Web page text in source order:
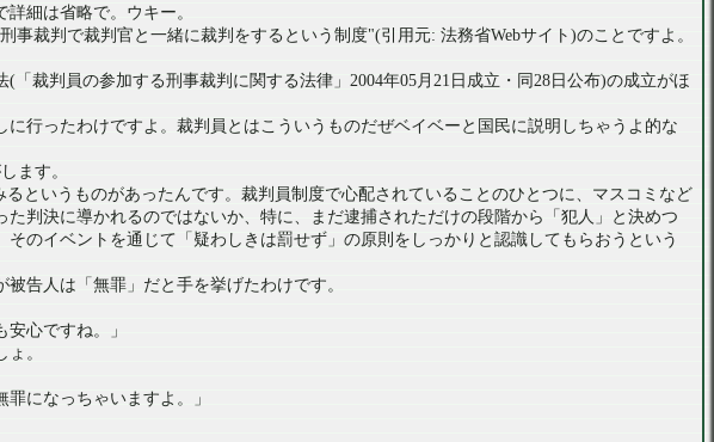
細は省略で。ウキー。
事裁判で裁判官と一緒に裁判をするという制度 (引用元: 法務省Webサイト)のことですよ。
裁判員の参加する刑事裁判に関する法律」2004年05月21日成立・同28日公布)の成立がほ
行ったわけですよ。裁判員とはこういうものだぜベイベーと国民に説明しちゃうよ的な
ます。
というものがあったんです。裁判員制度で心配されていることのひとつに、マスコミなど
判決に導かれるのではないか、特に、まだ逮捕されただけの段階から「犯人」と決めつ
のイベントを通じて「疑わしきは罰せず」の原則をしっかりと認識してもらおうという
告人は「無罪」だと手を挙げたわけです。
心ですね。」
。
になっちゃいますよ。」